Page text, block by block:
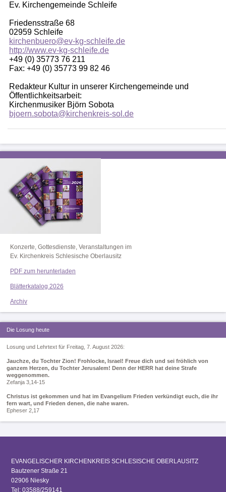
Ev. Kirchengemeinde Schleife
Friedensstraße 68
02959 Schleife
kirchenbuero@ev-kg-schleife.de
http://www.ev-kg-schleife.de
+49 (0) 35773 76 211
Fax: +49 (0) 35773 99 82 46
Redakteur Kultur in unserer Kirchengemeinde und
Öffentlichkeitsarbeit:
Kirchenmusiker Björn Sobota
bjoern.sobota@kirchenkreis-sol.de
Konzerte, Gottesdienste, Veranstaltungen im
Ev. Kirchenkreis Schlesische Oberlausitz
PDF zum herunterladen
Blätterkatalog 2026
Archiv
Die Losung heute
Losung und Lehrtext für Freitag, 7. August 2026:
Jauchze, du Tochter Zion! Frohlocke, Israel! Freue dich und sei fröhlich von
ganzem Herzen, du Tochter Jerusalem! Denn der HERR hat deine Strafe
weggenommen.
Zefanja 3,14-15
Christus ist gekommen und hat im Evangelium Frieden verkündigt euch, die ihr
fern wart, und Frieden denen, die nahe waren.
Epheser 2,17
EVANGELISCHER KIRCHENKREIS SCHLESISCHE OBERLAUSITZ
Bautzener Straße 21
02906 Niesky
Tel: 03588/259141